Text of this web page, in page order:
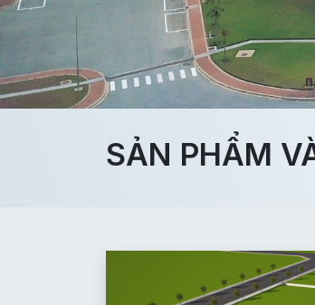
SẢN PHẨM